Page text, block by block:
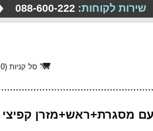
שירות לקוחות:
סל קניות (
0
משטח זוגי 120X190 עם מסגרת+ראש+מזרן קפיצי